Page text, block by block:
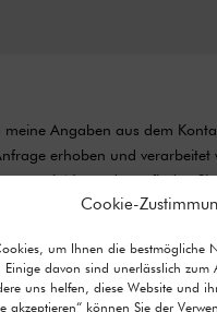
Cookie-
um Ihnen die bestmögliche
davon sind unerlässlich zum
uns helfen, diese Website und
akzeptieren“ können Sie der
meine Angaben aus dem
erhoben und verarbeitet
mit Nutzerdaten finden
14 + 6=